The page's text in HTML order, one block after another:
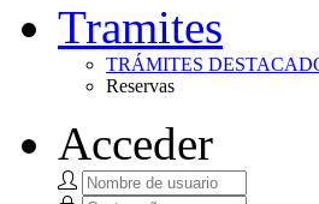
Tramites
TRÁMITES
Reservas
Acceder